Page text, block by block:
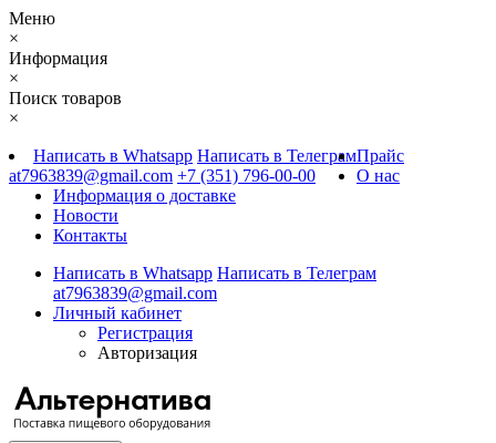
Меню
×
Информация
×
Поиск товаров
×
Написать в Whatsapp Написать в Телеграм
at7963839@gmail.com +7 (351) 796-00-00
Прайс
О нас
Информация о доставке
Новости
Контакты
Написать в Whatsapp Написать в Телеграм
at7963839@gmail.com
Личный кабинет
Регистрация
Авторизация